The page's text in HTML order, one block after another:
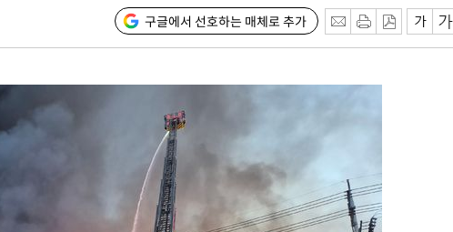
[다음주
"
려 죄송"
구글에서 선호하는 매체로 추가